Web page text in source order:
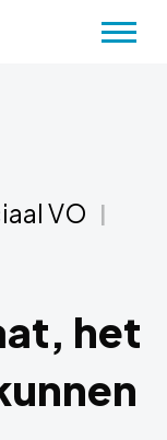
Menu
VO
het